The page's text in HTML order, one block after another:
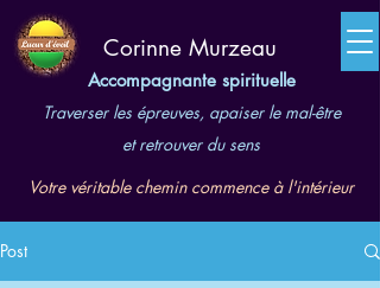
​Corinne Murzeau
Accompagnante spirituelle
Traverser les épreuves, apaiser le mal-être
et retrouver du sens
Votre véritable chemin commence à l'intérieur
Post